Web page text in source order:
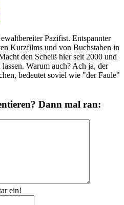
Pazifist. Entspannter
Kurzfilms und von Buchstaben in
den Scheiß hier seit 2000 und
Warum auch? Ach ja, der
bedeutet soviel wie "der Faule"
Dann mal ran:
ein!